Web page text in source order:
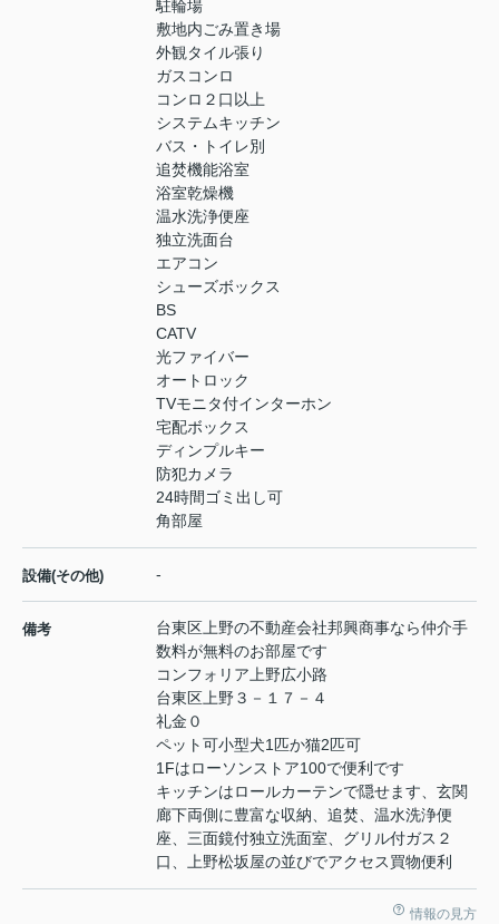
駐輪場
敷地内ごみ置き場
外観タイル張り
ガスコンロ
コンロ２口以上
システムキッチン
バス・トイレ別
追焚機能浴室
浴室乾燥機
温水洗浄便座
独立洗面台
エアコン
シューズボックス
BS
CATV
光ファイバー
オートロック
TVモニタ付インターホン
宅配ボックス
ディンプルキー
防犯カメラ
24時間ゴミ出し可
角部屋
設備(その他) -
備考
台東区上野の不動産会社邦興商事なら仲介手
数料が無料のお部屋です
コンフォリア上野広小路
台東区上野３－１７－４
礼金０
ペット可小型犬1匹か猫2匹可
1Fはローソンストア100で便利です
キッチンはロールカーテンで隠せます、玄関
廊下両側に豊富な収納、追焚、温水洗浄便
座、三面鏡付独立洗面室、グリル付ガス２
口、上野松坂屋の並びでアクセス買物便利
情報の見方